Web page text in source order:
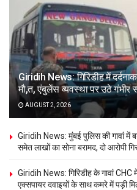
Giridih News: गिरिडीह में
मौ,त, एंबुलेंस व्यवस्था पर उठे गंभीर
AUGUST 2, 2026
Giridih News: मुंबई पुलिस की गावां में
समेत लाखों का सोना बरामद, दो आरोपी
Giridih News: गिरिडीह के गावां CHC
एक्सपायर दवाइयों के साथ कमरे में पड़ी